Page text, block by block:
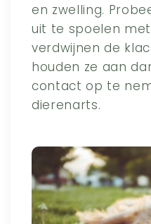
en zwelling.
uit te spoelen
verdwijnen de
houden ze aan
contact op te
dierenarts.